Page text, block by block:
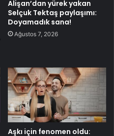
Alişan’dan yürek yakan
Selçuk Tektaş paylaşımı:
Doyamadık sana!
Ağustos 7, 2026
Aşkı için fenomen oldu: